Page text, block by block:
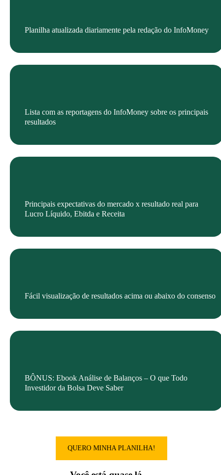
Planilha atualizada diariamente pela redação do InfoMoney
Lista com as reportagens do InfoMoney sobre os principais
resultados
Principais expectativas do mercado x resultado real para
Lucro Líquido, Ebitda e Receita
Fácil visualização de resultados acima ou abaixo do consenso
BÔNUS: Ebook Análise de Balanços – O que Todo
Investidor da Bolsa Deve Saber
QUERO MINHA PLANILHA!